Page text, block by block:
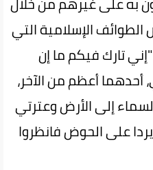
الإسلامية التي
تارك فيكم ما إن
أعظم من الآخر،
إلى الأرض وعترتي
على الحوض فانظروا